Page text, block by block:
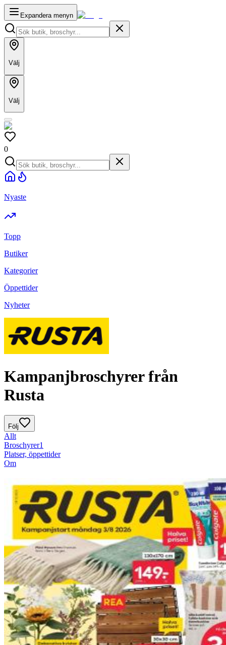
Expandera menyn
Välj
Välj
0
Nyaste
Topp
Butiker
Kategorier
Öppettider
Nyheter
Kampanjbroschyrer från
Rusta
Följ
Allt
Broschyrer1
Platser, öppettider
Om